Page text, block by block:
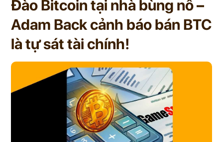
Đào Bitcoin tại nhà bùng nổ –
Adam Back cảnh báo bán BTC
là tự sát tài chính!